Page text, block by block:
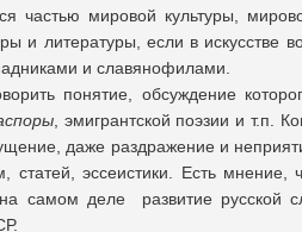
частью мировой культуры,
и литературы, если в искусстве
и славянофилами.
понятие, обсуждение
, эмигрантской поэзии и т.п.
даже раздражение и
статей, эссеистики. Есть
самом деле развитие русской